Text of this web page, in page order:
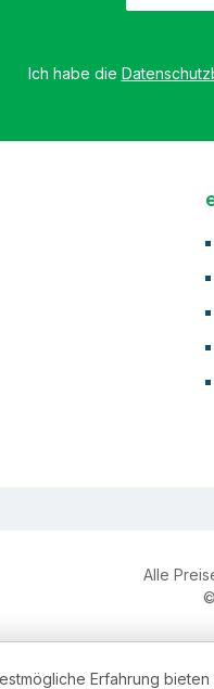
Adresse
Ich habe die
Alle
Erfahrung bieten